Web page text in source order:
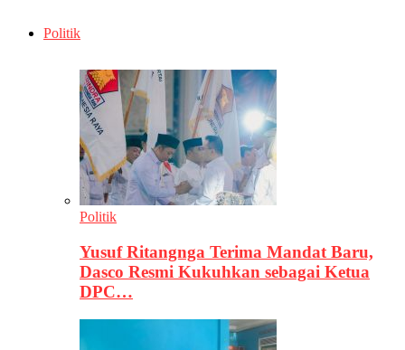
Politik
Politik
Yusuf Ritangnga Terima Mandat Baru,
Dasco Resmi Kukuhkan sebagai Ketua
DPC…